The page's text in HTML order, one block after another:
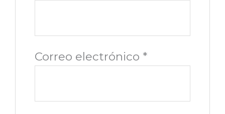
Correo electrónico *